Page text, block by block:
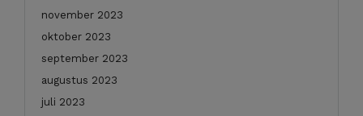
november 2023
oktober 2023
september 2023
augustus 2023
juli 2023